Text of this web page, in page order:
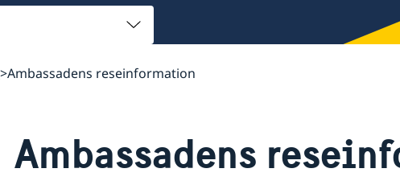
Ambassadens reseinformation
Ambassadens